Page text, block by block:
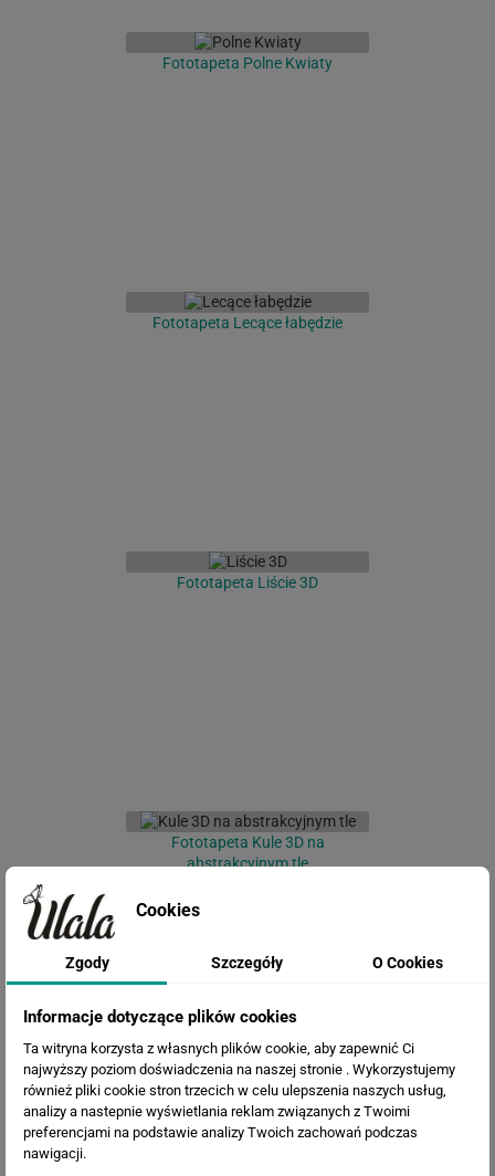
Fototapeta Polne Kwiaty
Fototapeta Lecące łabędzie
Fototapeta Liście 3D
Fototapeta Kule 3D na
abstrakcyjnym tle
Fototapeta Jasny marmur
Cookies
Zgody Szczegóły O Cookies
Informacje dotyczące plików cookies
Ta witryna korzysta z własnych plików cookie, aby zapewnić Ci
najwyższy poziom doświadczenia na naszej stronie . Wykorzystujemy
również pliki cookie stron trzecich w celu ulepszenia naszych usług,
analizy a nastepnie wyświetlania reklam związanych z Twoimi
preferencjami na podstawie analizy Twoich zachowań podczas
nawigacji.